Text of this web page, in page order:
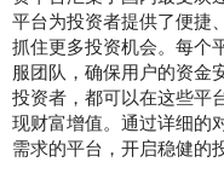
平台为投资者提供了便捷
抓住更多投资机会。每个
服团队，确保用户的资金
投资者，都可以在这些平
现财富增值。通过详细的
需求的平台，开启稳健的